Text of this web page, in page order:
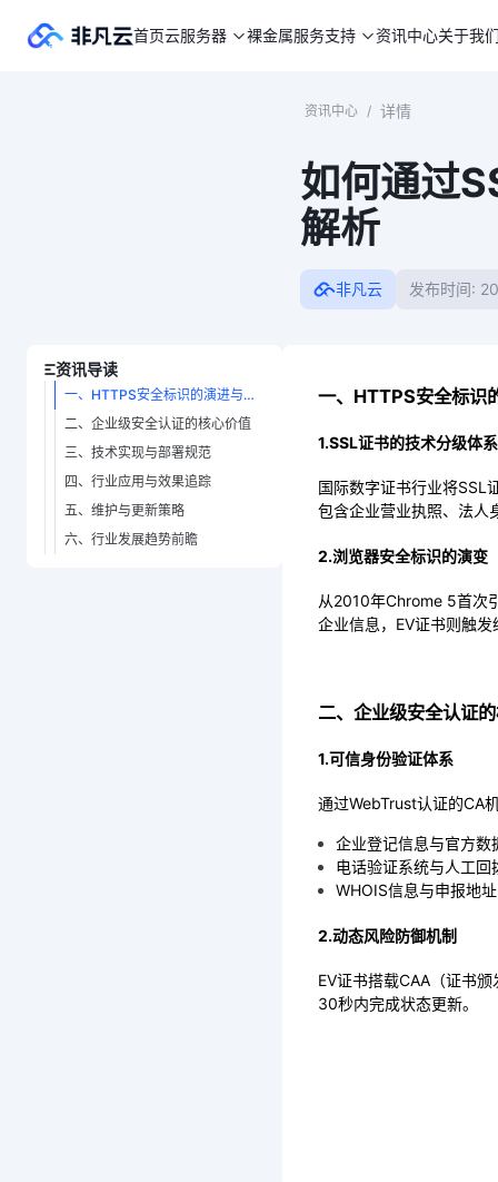
首页云服务器 裸金属服务支持 资讯中心关于我
资讯中心 / 详情
如何通过
解析
非凡云 发布时间:
资讯导读
一、HTTPS安全标识的演进与分级标准
二、企业级安全认证的核心价值
三、技术实现与部署规范
四、行业应用与效果追踪
五、维护与更新策略
六、行业发展趋势前瞻
一、HTTPS安全标识
1.SSL证书的技术分级体系
国际数字证书行业将SSL
包含企业营业执照、法人
2.浏览器安全标识的演变
从2010年Chrome 5首次
企业信息，EV证书则触
二、企业级安全认证
1.可信身份验证体系
通过WebTrust认证的CA
企业登记信息与官方数
电话验证系统与人工回
WHOIS信息与申报地
2.动态风险防御机制
EV证书搭载CAA（证书
30秒内完成状态更新。